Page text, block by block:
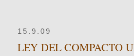
15.9.09
LEY DEL COMPACTO